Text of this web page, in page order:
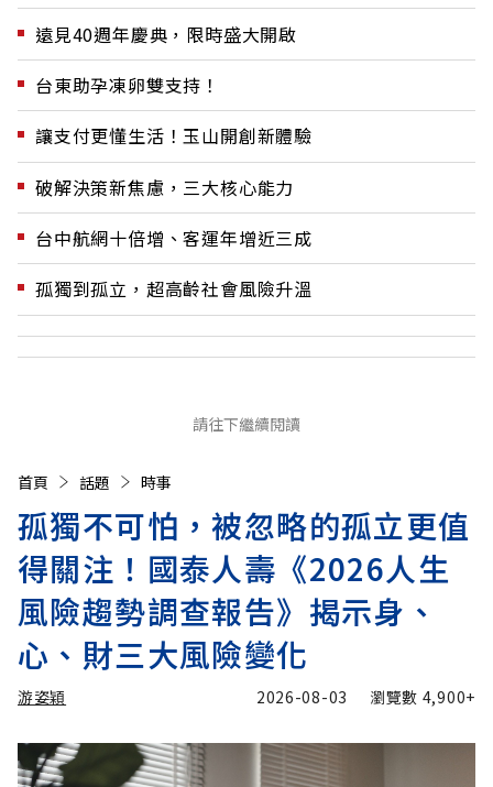
遠見40週年慶典，限時盛大開啟
台東助孕凍卵雙支持！
讓支付更懂生活！玉山開創新體驗
破解決策新焦慮，三大核心能力
台中航網十倍增、客運年增近三成
孤獨到孤立，超高齡社會風險升溫
請往下繼續閱讀
首頁 話題 時事
孤獨不可怕，被忽略的孤立更值
得關注！國泰人壽《2026人生
風險趨勢調查報告》揭示身、
心、財三大風險變化
游姿穎 2026-08-03 瀏覽數 4,900+